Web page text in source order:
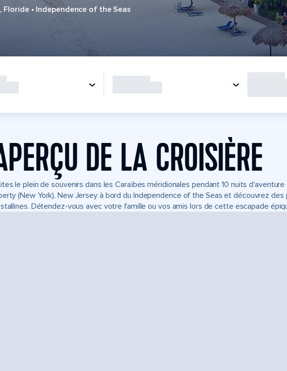
Floride• Independence of the Seas
DE LA CROISIÈRE
le plein de souvenirs dans les Caraïbes méridionales pendant 10 nuits
(New York), New Jersey à bord du Independence of the Seas et découvrez
Détendez-vous avec votre famille ou vos amis lors de cette escapade